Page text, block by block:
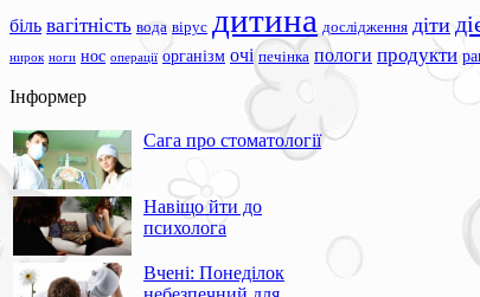
біль вагітність вода вірус дитина дослідження діти
нирок ноги нос операції організм очі печінка пологи продукти
Інформер
Сага про стоматології
Навіщо йти до
психолога
Вчені: Понеділок